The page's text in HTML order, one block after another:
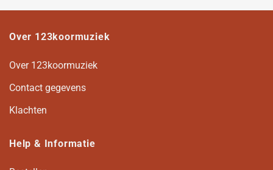
Over 123koormuziek
Over 123koormuziek
Contact gegevens
Klachten
Help & Informatie